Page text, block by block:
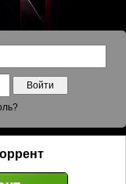
Войти